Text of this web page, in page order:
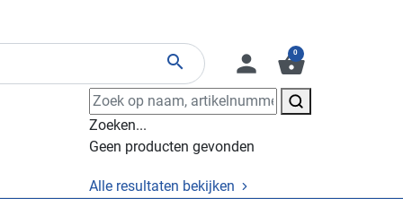
search person shopping_basket
0
Zoeken...
Geen producten gevonden
Alle resultaten bekijken